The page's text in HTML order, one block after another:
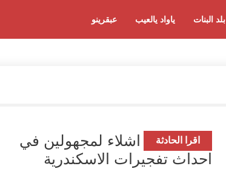
عبقرينو ياواد يالعيب بلد البنات
اقرا الحادثة
العثور على اشلاء لمجهولين في
احداث تفجيرات الاسكندرية